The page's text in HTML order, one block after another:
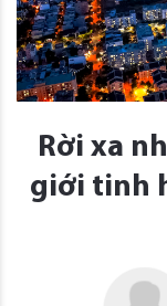
Rời xa
giới tinh